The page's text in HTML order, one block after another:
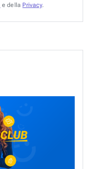
e della Privacy.